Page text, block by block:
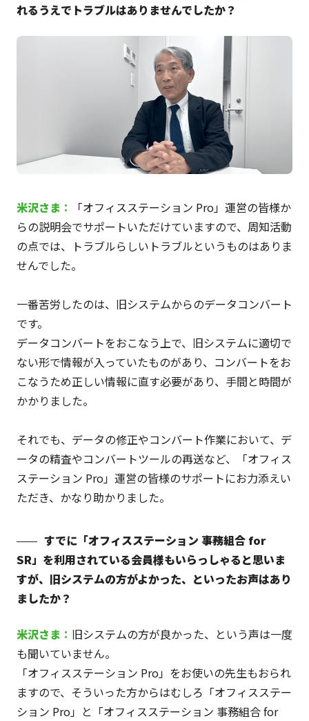
れるうえでトラブルはありませんでしたか？
米沢さま ：
「オフィスステーション Pro」運営の皆様か
らの説明会でサポートいただけていますので、周知活動
の点では、トラブルらしいトラブルというものはありま
せんでした。
一番苦労したのは、旧システムからのデータコンバート
です。
データコンバートをおこなう上で、旧システムに適切で
ない形で情報が入っていたものがあり、コンバートをお
こなうため正しい情報に直す必要があり、手間と時間が
かかりました。
それでも、データの修正やコンバート作業において、デ
ータの精査やコンバートツールの再送など、「オフィス
ステーション Pro」運営の皆様のサポートにお力添えい
ただき、かなり助かりました。
すでに「オフィスステーション 事務組合 for
SR」を利用されている会員様もいらっしゃると思いま
すが、旧システムの方がよかった、といったお声はあり
ましたか？
米沢さま ： 旧システムの方が良かった、という声は一度
も聞いていません。
「オフィスステーション Pro」をお使いの先生もおられ
ますので、そういった方からはむしろ「オフィスステー
ション Pro」と「オフィスステーション 事務組合 for